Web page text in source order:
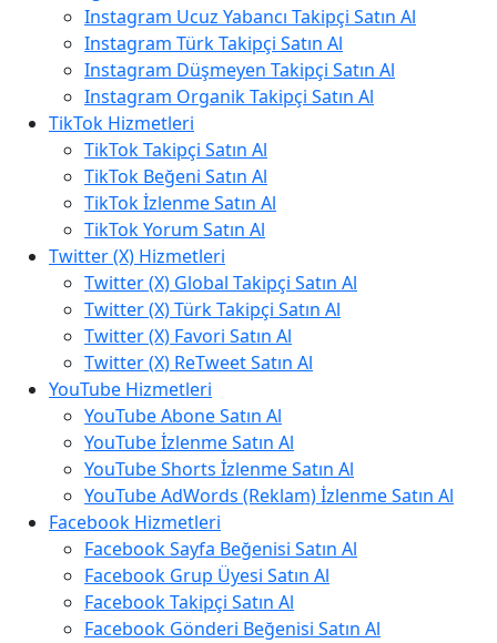
Instagram Ucuz Yabancı Takipçi Satın Al
Instagram Türk Takipçi Satın Al
Instagram Düşmeyen Takipçi Satın Al
Instagram Organik Takipçi Satın Al
TikTok Hizmetleri
TikTok Takipçi Satın Al
TikTok Beğeni Satın Al
TikTok İzlenme Satın Al
TikTok Yorum Satın Al
Twitter (X) Hizmetleri
Twitter (X) Global Takipçi Satın Al
Twitter (X) Türk Takipçi Satın Al
Twitter (X) Favori Satın Al
Twitter (X) ReTweet Satın Al
YouTube Hizmetleri
YouTube Abone Satın Al
YouTube İzlenme Satın Al
YouTube Shorts İzlenme Satın Al
YouTube AdWords (Reklam) İzlenme Satın Al
Facebook Hizmetleri
Facebook Sayfa Beğenisi Satın Al
Facebook Grup Üyesi Satın Al
Facebook Takipçi Satın Al
Facebook Gönderi Beğenisi Satın Al